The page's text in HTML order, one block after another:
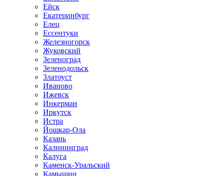
Ейск
Екатеринбург
Елец
Ессентуки
Железногорск
Жуковский
Зеленоград
Зеленодольск
Златоуст
Иваново
Ижевск
Инкерман
Иркутск
Истра
Йошкар-Ола
Казань
Калининград
Калуга
Каменск-Уральский
Камышин